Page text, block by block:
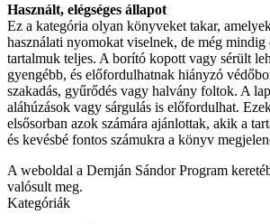
Használt, elégséges állapot
Ez a kategória olyan könyveket takar,
használati nyomokat viselnek, de még mindig
tartalmuk teljes. A borító kopott vagy sérült
gyengébb, és előfordulhatnak hiányzó
szakadás, gyűrődés vagy halvány foltok. A
aláhúzások vagy sárgulás is előfordulhat.
elsősorban azok számára ajánlottak, akik a
és kevésbé fontos számukra a könyv
A weboldal a Demján Sándor Program
valósult meg.
Kategóriák